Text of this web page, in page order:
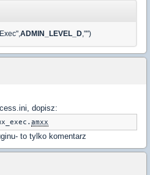
ADMIN_LEVEL_D ,"")
dopisz:
; amx_exec. amxx
to tylko komentarz